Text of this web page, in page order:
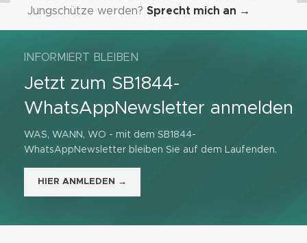
Jungschütze werden? Sprecht mich an →
INFORMIERT BLEIBEN
Jetzt zum SB1844-
WhatsAppNewsletter anmelden
WAS, WANN, WO - mit dem SB1844-
WhatsAppNewsletter bleiben Sie auf dem Laufenden.
HIER ANMLEDEN →